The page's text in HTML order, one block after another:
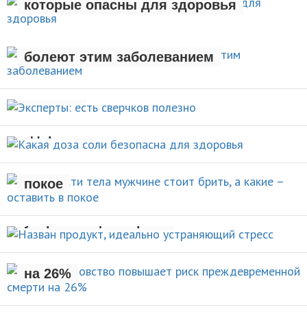
которые опасны для здоровья
болеют этим заболеванием
НОВОСТИ
Эксперты: есть сверчков
полезно
НОВОСТИ
Какая доза соли безопасна для
здоровья
НОВОСТИ
Какие части тела мужчине стоит
брить, а какие – оставить в
покое
УХОД ЗА СОБОЙ
Назван продукт, идеально
устраняющий стресс
НОВОСТИ
Раннее отцовство повышает
риск преждевременной смерти
на 26%
НОВОСТИ